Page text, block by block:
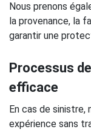
Nous prenons
la provenance, la
garantir une
Processus
efficace
En cas de
expérience sans